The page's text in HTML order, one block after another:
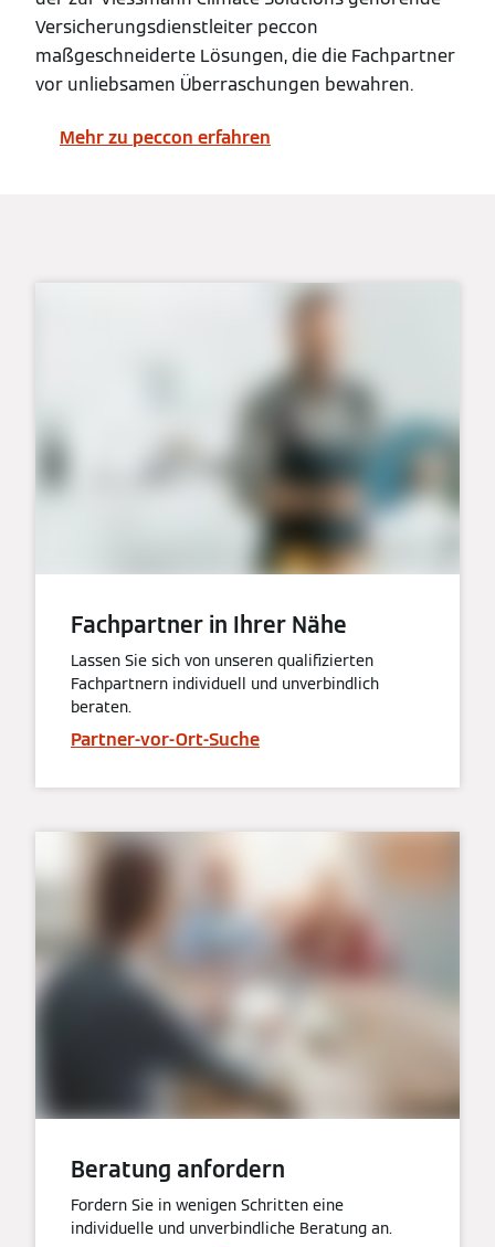
Versicherungsdienstleiter peccon
maßgeschneiderte Lösungen, die die Fachpartner
vor unliebsamen Überraschungen bewahren.
Mehr zu peccon erfahren
Fachpartner in Ihrer Nähe
Lassen Sie sich von unseren qualifizierten
Fachpartnern individuell und unverbindlich
beraten.
Partner-vor-Ort-Suche
Beratung anfordern
Fordern Sie in wenigen Schritten eine
individuelle und unverbindliche Beratung an.